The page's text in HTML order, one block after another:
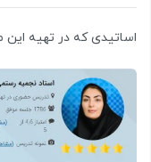
اساتیدی که در تهیه این